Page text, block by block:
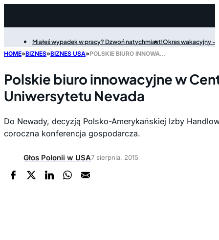
Miałeś wypadek w pracy? Dzwoń natychmiast!Okres wakacyjny -
HOME»BIZNES»BIZNES USA» POLSKIE BIURO INNOWACYJNE W CENTRUM INNOWACYJNOŚCI UNIWERSYTETU NEVADA
Polskie biuro innowacyjne w
Uniwersytetu Nevada
Do Newady, decyzją Polsko-Amerykańskiej Izby
coroczna konferencja gospodarcza.
Głos Polonii w USA7 sierpnia, 2015
Filter